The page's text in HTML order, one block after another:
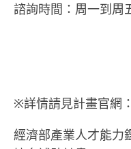
諮詢時間：周一到周
※詳情請見計畫官網：
經濟部產業人才能力